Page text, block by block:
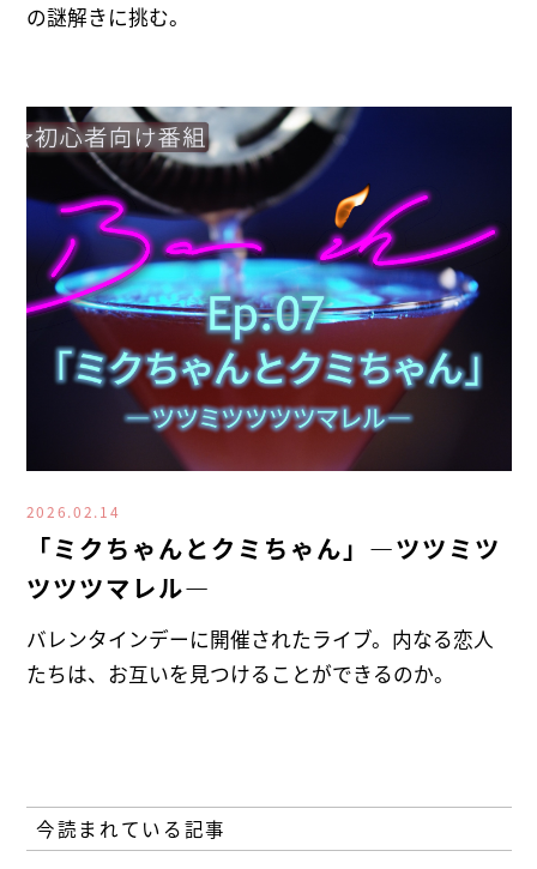
の謎解きに挑む。
2026.02.14
「ミクちゃんとクミちゃん」―ツツミツ
ツツツマレル―
バレンタインデーに開催されたライブ。内なる恋人
たちは、お互いを見つけることができるのか。
今読まれている記事